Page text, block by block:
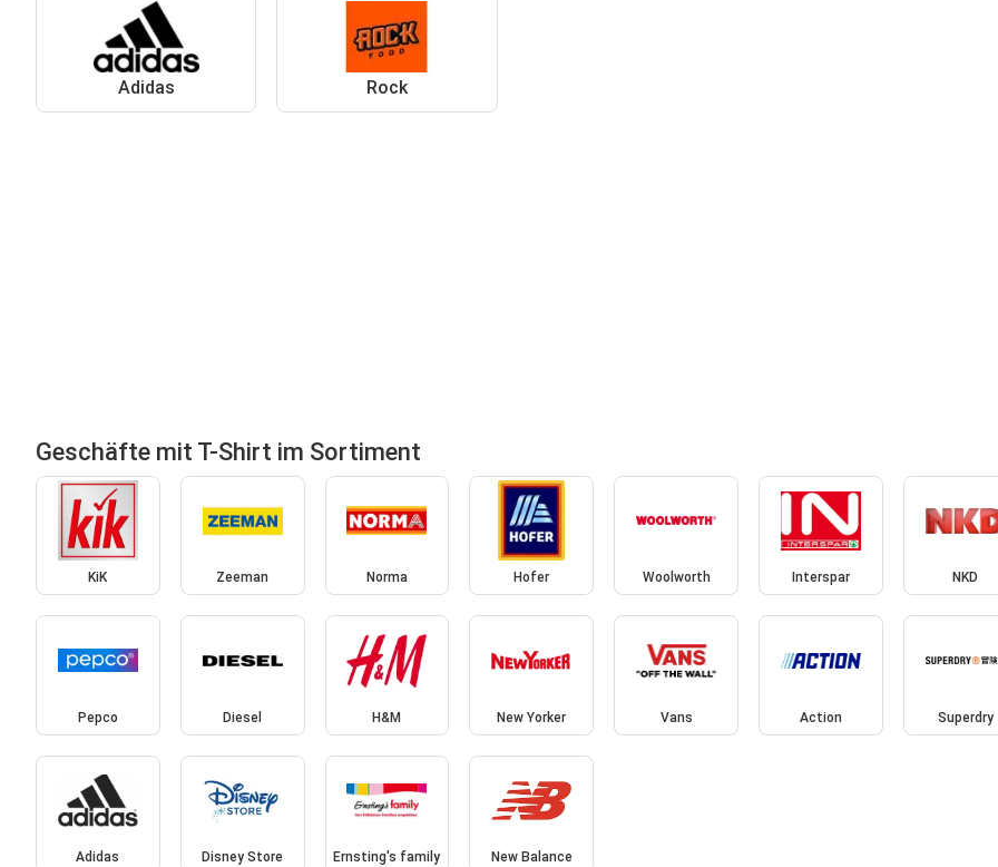
Adidas Rock
Geschäfte mit T-Shirt im Sortiment
KiK Zeeman Norma Hofer Woolworth Interspar NKD
Pepco Diesel H&M New Yorker Vans Action Superdry
Adidas Disney Store Ernsting's family New Balance